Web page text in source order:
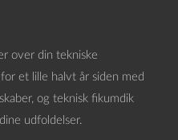
over din tekniske
et lille halvt år siden med
og teknisk fikumdik
udfoldelser.